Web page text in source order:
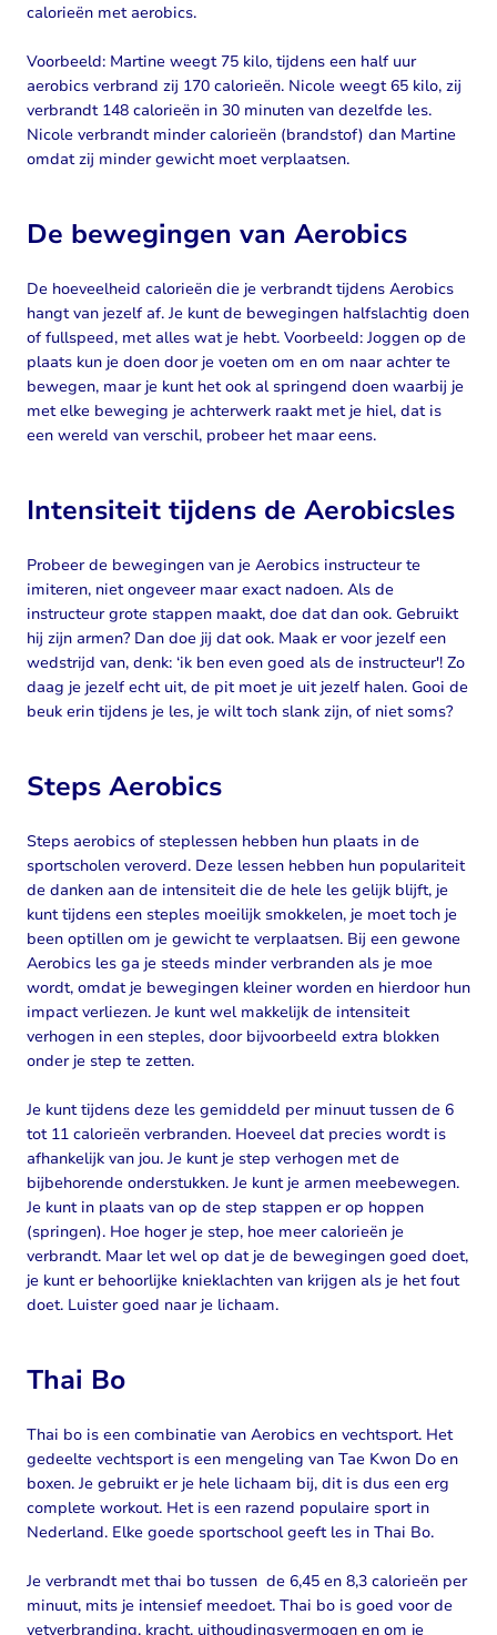
calorieën met aerobics.
Voorbeeld: Martine weegt 75 kilo, tijdens een half uur
aerobics verbrand zij 170 calorieën. Nicole weegt 65 kilo, zij
verbrandt 148 calorieën in 30 minuten van dezelfde les.
Nicole verbrandt minder calorieën (brandstof) dan Martine
omdat zij minder gewicht moet verplaatsen.
De bewegingen van Aerobics
De hoeveelheid calorieën die je verbrandt tijdens Aerobics
hangt van jezelf af. Je kunt de bewegingen halfslachtig doen
of fullspeed, met alles wat je hebt. Voorbeeld: Joggen op de
plaats kun je doen door je voeten om en om naar achter te
bewegen, maar je kunt het ook al springend doen waarbij je
met elke beweging je achterwerk raakt met je hiel, dat is
een wereld van verschil, probeer het maar eens.
Intensiteit tijdens de Aerobicsles
Probeer de bewegingen van je Aerobics instructeur te
imiteren, niet ongeveer maar exact nadoen. Als de
instructeur grote stappen maakt, doe dat dan ook. Gebruikt
hij zijn armen? Dan doe jij dat ook. Maak er voor jezelf een
wedstrijd van, denk: ‘ik ben even goed als de instructeur'! Zo
daag je jezelf echt uit, de pit moet je uit jezelf halen. Gooi de
beuk erin tijdens je les, je wilt toch slank zijn, of niet soms?
Steps Aerobics
Steps aerobics of steplessen hebben hun plaats in de
sportscholen veroverd. Deze lessen hebben hun populariteit
de danken aan de intensiteit die de hele les gelijk blijft, je
kunt tijdens een steples moeilijk smokkelen, je moet toch je
been optillen om je gewicht te verplaatsen. Bij een gewone
Aerobics les ga je steeds minder verbranden als je moe
wordt, omdat je bewegingen kleiner worden en hierdoor hun
impact verliezen. Je kunt wel makkelijk de intensiteit
verhogen in een steples, door bijvoorbeeld extra blokken
onder je step te zetten.
Je kunt tijdens deze les gemiddeld per minuut tussen de 6
tot 11 calorieën verbranden. Hoeveel dat precies wordt is
afhankelijk van jou. Je kunt je step verhogen met de
bijbehorende onderstukken. Je kunt je armen meebewegen.
Je kunt in plaats van op de step stappen er op hoppen
(springen). Hoe hoger je step, hoe meer calorieën je
verbrandt. Maar let wel op dat je de bewegingen goed doet,
je kunt er behoorlijke knieklachten van krijgen als je het fout
doet. Luister goed naar je lichaam.
Thai Bo
Thai bo is een combinatie van Aerobics en vechtsport. Het
gedeelte vechtsport is een mengeling van Tae Kwon Do en
boxen. Je gebruikt er je hele lichaam bij, dit is dus een erg
complete workout. Het is een razend populaire sport in
Nederland. Elke goede sportschool geeft les in Thai Bo.
Je verbrandt met thai bo tussen de 6,45 en 8,3 calorieën per
minuut, mits je intensief meedoet. Thai bo is goed voor de
vetverbranding, kracht, uithoudingsvermogen en om je